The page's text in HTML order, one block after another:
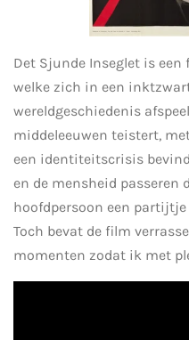
Det Sjunde Inseglet is
welke zich in een
wereldgeschiedenis
middeleeuwen teistert,
een identiteitscrisis
en de mensheid passeren
hoofdpersoon een
Toch bevat de film
momenten zodat ik met